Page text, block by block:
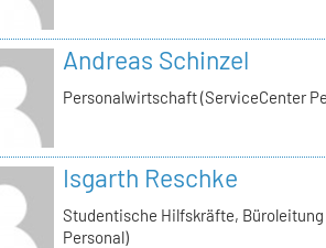
Andreas Schinzel
Personalwirtschaft (ServiceCenter
Isgarth Reschke
Studentische Hilfskräfte,
Personal)